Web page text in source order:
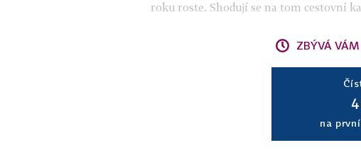
roku roste. Shodují se na tom cestovní
ZBÝVÁ VÁM
na